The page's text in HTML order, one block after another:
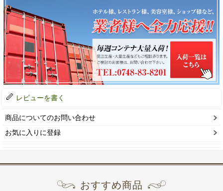
レビューを書く
商品についてのお問い合わせ
お気に入りに登録
おすすめ商品